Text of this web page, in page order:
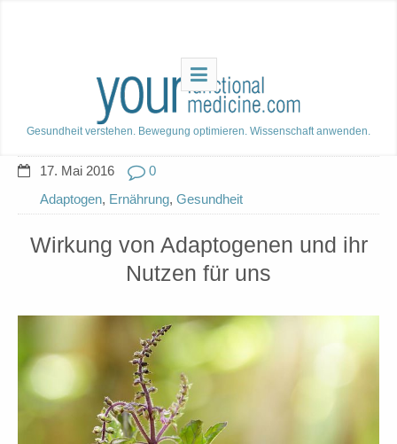
Gesundheit verstehen. Bewegung optimieren. Wissenschaft anwenden.
17. Mai 2016
0
Adaptogen, Ernährung, Gesundheit
Wirkung von Adaptogenen und ihr
Nutzen für uns